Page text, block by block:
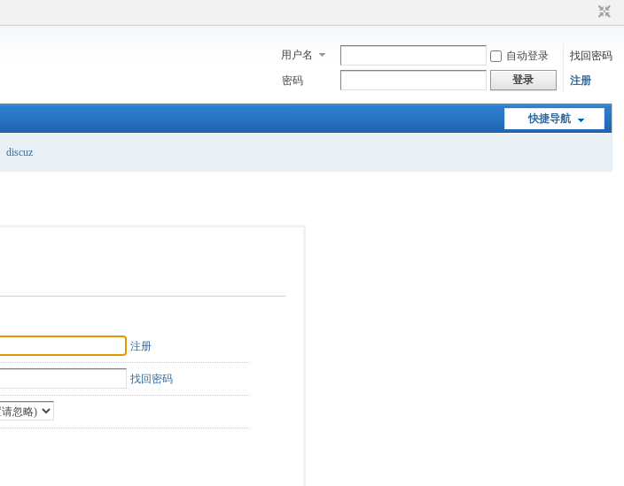
用户名 自动登录
找回密码
密码
登录 注册
快捷导航
discuz
注册
找回密码